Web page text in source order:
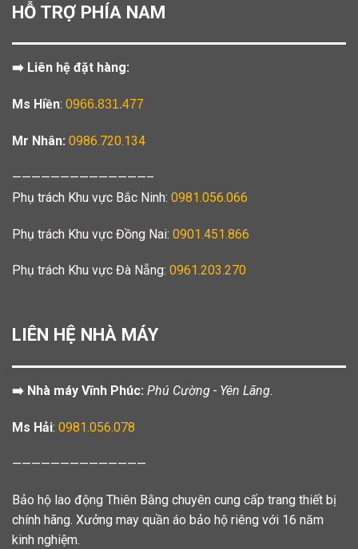
HỖ TRỢ PHÍA NAM
➡️ Liên hệ đặt hàng:
Ms Hiền: 0966.831.477
Mr Nhân: 0986.720.134
——————————————–
Phụ trách Khu vực Bắc Ninh: 0981.056.066
Phụ trách Khu vực Đồng Nai: 0901.451.866
Phụ trách Khu vực Đà Nẵng: 0961.203.270
LIÊN HỆ NHÀ MÁY
➡️ Nhà máy Vĩnh Phúc: Phú Cường - Yên Lãng.
Ms Hải: 0981.056.078
——————————————
Bảo hộ lao động Thiên Bằng chuyên cung cấp trang thiết bị
chính hãng. Xưởng may quần áo bảo hộ riêng với 16 năm
kinh nghiệm.